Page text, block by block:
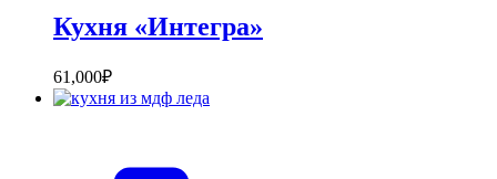
Кухня «Интегра»
61,000₽